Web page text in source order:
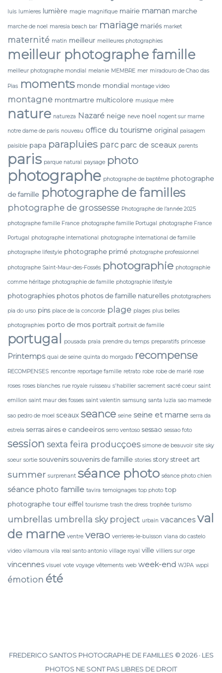
luis lumieres lumière magie magnifique mairie maman marche
marche de noel maresia beach bar mariage mariés market
maternité matin meilleur meilleures photographies
meilleur photographe famille
meilleur photographe mondial melanie MEMBRE mer miradouro de Chao das
Pias moments monde mondial montage video
montagne montmartre multicolore musique mère
nature natureza Nazaré neige neve noel nogent sur marne
notre dame de paris nouveau office du tourisme original paisagem
paisible papa parapluies parc parc de sceaux parents
paris parque natural paysage photo
photographe photographe de baptême photographe
de famille photographe de familles
photographe de grossesse Photographe de l’année 2025
photographe famille France photographe famille Portugal photographe France
Portugal photographe international photographe international de famille
photographe lifestyle photographe primé photographe professionnel
photographe Saint-Maur-des-Fossés photographie photographie
comme héritage photographie de famille photographie lifestyle
photographies photos photos de famille naturelles phototgraphers
pia do urso pins place de la concorde plage plages plus belles
photographies porto de mos portrait portrait de famille
portugal pousada praia prendre du temps preparatifs princesse
Printemps quai de seine quinta do morgado recompense
RECOMPENSES rencontre reportage famille retrato robe robe de marié rose
roses roses blanches rue royale ruisseau s'habiller sacrement sacré coeur saint
emilion saint maur des fosses saint valentin samsung santa luzia sao mamede
sao pedro de moel sceaux seance seine seine et marne serra da
estrela serras aires e candeeiros serro ventoso sessao sessao foto
session sexta feira producçoes simone de beauvoir site sky
soeur sortie souvenirs souvenirs de famille stories story street art
summer surprenant séance photo séance photo chien
séance photo famille tavira temoignages top photo top
photographe tour eiffel tourisme trash the dress trophée turismo
umbrellas umbrella sky project urbain vacances val
de marne ventre verao verrieres-le-buisson viana do castelo
video vilamoura vila real santo antonio village royal ville villiers sur orge
vincennes visuel vote voyage vêtements web week-end WJPA wppi
émotion été
FREDERICO SANTOS PHOTOGRAPHE DE FAMILLES © 2026 · LES
PHOTOS NE SONT PAS LIBRES DE DROIT